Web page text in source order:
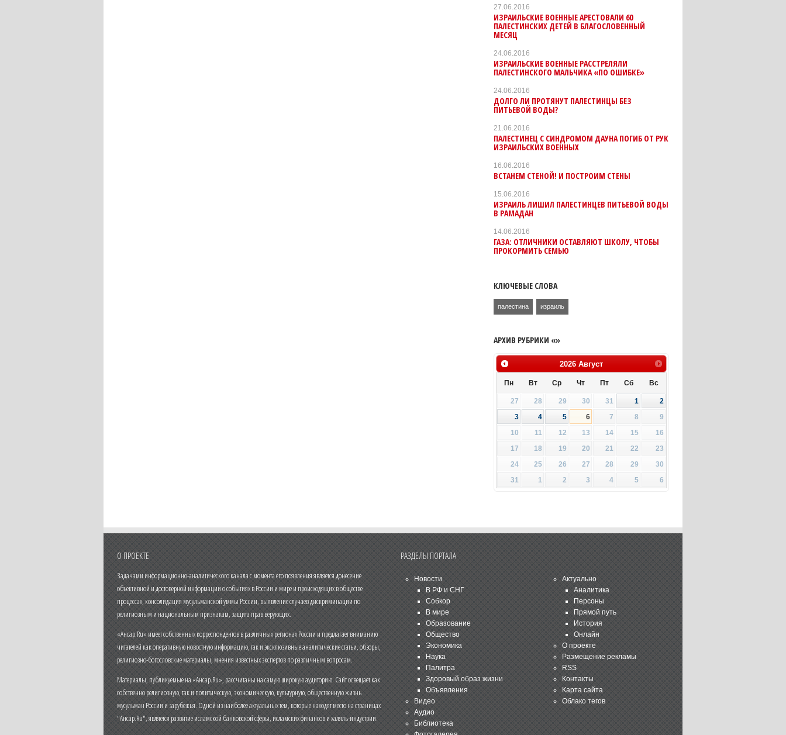
27.06.2016
ИЗРАИЛЬСКИЕ ВОЕННЫЕ АРЕСТОВАЛИ 60
ПАЛЕСТИНСКИХ ДЕТЕЙ В БЛАГОСЛОВЕННЫЙ
МЕСЯЦ
24.06.2016
ИЗРАИЛЬСКИЕ ВОЕННЫЕ РАССТРЕЛЯЛИ
ПАЛЕСТИНСКОГО МАЛЬЧИКА «ПО ОШИБКЕ»
24.06.2016
ДОЛГО ЛИ ПРОТЯНУТ ПАЛЕСТИНЦЫ БЕЗ
ПИТЬЕВОЙ ВОДЫ?
21.06.2016
ПАЛЕСТИНЕЦ С СИНДРОМОМ ДАУНА ПОГИБ ОТ РУК
ИЗРАИЛЬСКИХ ВОЕННЫХ
16.06.2016
ВСТАНЕМ СТЕНОЙ! И ПОСТРОИМ СТЕНЫ
15.06.2016
ИЗРАИЛЬ ЛИШИЛ ПАЛЕСТИНЦЕВ ПИТЬЕВОЙ ВОДЫ
В РАМАДАН
14.06.2016
ГАЗА: ОТЛИЧНИКИ ОСТАВЛЯЮТ ШКОЛУ, ЧТОБЫ
ПРОКОРМИТЬ СЕМЬЮ
КЛЮЧЕВЫЕ СЛОВА
палестина израиль
АРХИВ РУБРИКИ «»
2026 Август
Пн Вт Ср Чт Пт Сб Вс
27 28 29 30 31 1
2
3
4 5 6 7 8
9
10
11 12 13 14 15
16
17
18 19 20 21 22
23
24
25 26 27 28 29
30
31
1 2 3 4 5 6
О ПРОЕКТЕ
Задачами информационно-аналитического канала с момента его появления является донесение
объективной и достоверной информации о событиях в России и мире и происходящих в обществе
процессах, консолидация мусульманской уммы России, выявление случаев дискриминации по
религиозным и национальным признакам, защита прав верующих.
«Ансар.Ru» имеет собственных корреспондентов в различных регионах России и предлагает вниманию
читателей как оперативную новостную информацию, так и эксклюзивные аналитические статьи, обзоры,
религиозно-богословские материалы, мнения известных экспертов по различным вопросам.
Материалы, публикуемые на «Ансар.Ru», рассчитаны на самую широкую аудиторию. Сайт освещает как
собственно религиозную, так и политическую, экономическую, культурную, общественную жизнь
мусульман России и зарубежья. Одной из наиболее актуальных тем, которые находят место на страницах
"Ансар.Ru", является развитие исламской банковской сферы, исламских финансов и халяль-индустрии.
РАЗДЕЛЫ ПОРТАЛА
Новости
В РФ и СНГ
Собкор
В мире
Образование
Общество
Экономика
Наука
Палитра
Здоровый образ жизни
Объявления
Видео
Аудио
Библиотека
Актуально
Аналитика
Персоны
Прямой путь
История
Онлайн
О проекте
Размещение рекламы
RSS
Контакты
Карта сайта
Облако тегов